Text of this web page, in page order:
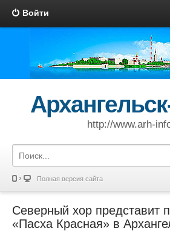
Войти
http://www.arh-
Полная версия сайта
Северный хор представит
«Пасха Красная» в